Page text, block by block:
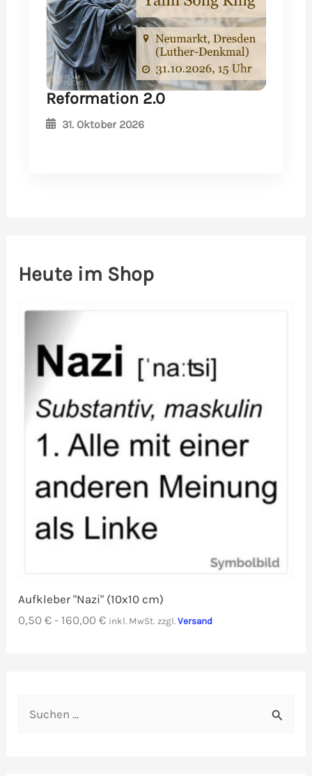
Reformation 2.0
31. Oktober 2026
Heute im Shop
Aufkleber "Nazi" (10x10 cm)
0,50€ - 160,00€ inkl. MwSt. zzgl.Versand